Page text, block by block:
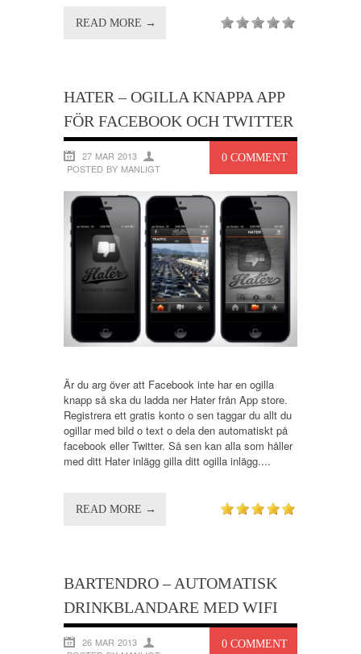
READ MORE →
HATER – OGILLA KNAPPA APP
FÖR FACEBOOK OCH TWITTER
0 COMMENT
27 MAR 2013
POSTED BY MANLIGT
Är du arg över att Facebook inte har en ogilla
knapp så ska du ladda ner Hater från App store.
Registrera ett gratis konto o sen taggar du allt du
ogillar med bild o text o dela den automatiskt på
facebook eller Twitter. Så sen kan alla som håller
med ditt Hater inlägg gilla ditt ogilla inlägg....
READ MORE →
BARTENDRO – AUTOMATISK
DRINKBLANDARE MED WIFI
0 COMMENT
26 MAR 2013